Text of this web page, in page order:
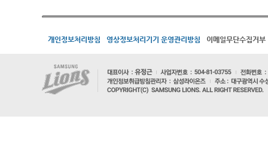
개인정보처리방침 영상정보처리기기 운영관리방침 이메일무단수집거부